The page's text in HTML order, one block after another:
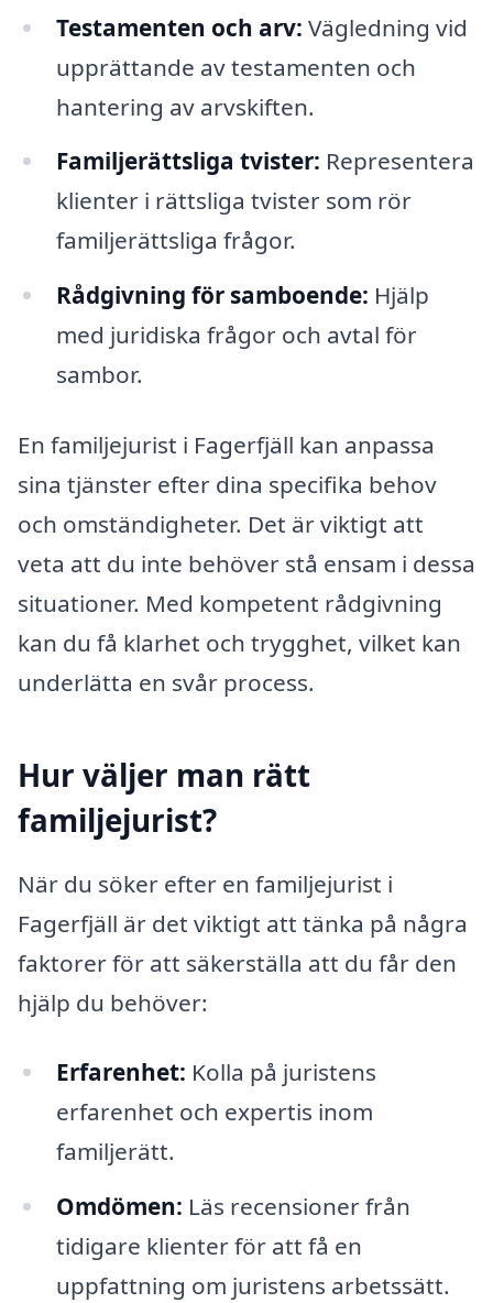
Testamenten och arv: Vägledning vid
upprättande av testamenten och
hantering av arvskiften.
Familjerättsliga tvister: Representera
klienter i rättsliga tvister som rör
familjerättsliga frågor.
Rådgivning för samboende: Hjälp
med juridiska frågor och avtal för
sambor.
En familjejurist i Fagerfjäll kan anpassa
sina tjänster efter dina specifika behov
och omständigheter. Det är viktigt att
veta att du inte behöver stå ensam i dessa
situationer. Med kompetent rådgivning
kan du få klarhet och trygghet, vilket kan
underlätta en svår process.
Hur väljer man rätt
familjejurist?
När du söker efter en familjejurist i
Fagerfjäll är det viktigt att tänka på några
faktorer för att säkerställa att du får den
hjälp du behöver:
Erfarenhet: Kolla på juristens
erfarenhet och expertis inom
familjerätt.
Omdömen: Läs recensioner från
tidigare klienter för att få en
uppfattning om juristens arbetssätt.